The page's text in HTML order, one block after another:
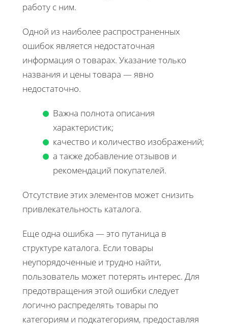
работу с ним.
Одной из наиболее распространенных
ошибок является недостаточная
информация о товарах. Указание только
названия и цены товара — явно
недостаточно.
Важна полнота описания
характеристик;
качество и количество изображений;
а также добавление отзывов и
рекомендаций покупателей.
Отсутствие этих элементов может снизить
привлекательность каталога.
Еще одна ошибка — это путаница в
структуре каталога. Если товары
неупорядоченные и трудно найти,
пользователь может потерять интерес. Для
предотвращения этой ошибки следует
логично распределять товары по
категориям и подкатегориям, предоставляя